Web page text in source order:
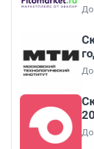
До
До
До